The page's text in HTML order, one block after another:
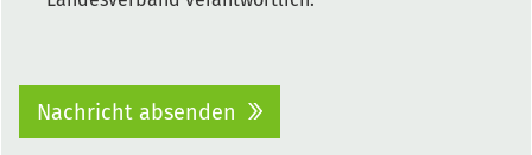
Nachricht absenden